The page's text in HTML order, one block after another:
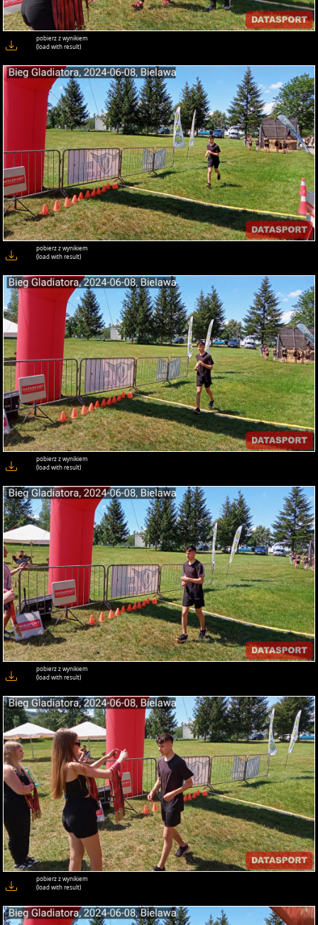
pobierz z wynikiem
(load with result)
pobierz z wynikiem
(load with result)
pobierz z wynikiem
(load with result)
pobierz z wynikiem
(load with result)
pobierz z wynikiem
(load with result)